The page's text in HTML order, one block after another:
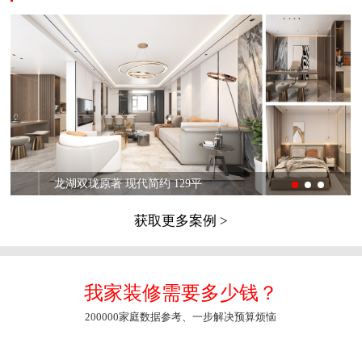
龙湖双珑原著 现代简约 129平
获取更多案例 >
我家装修需要多少钱？
200000家庭数据参考、一步解决预算烦恼